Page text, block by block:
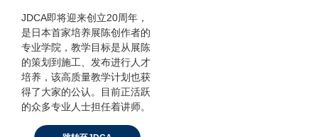
JDCA即将迎来创立20周年，
是日本首家培养展陈创作者的
专业学院，教学目标是从展陈
的策划到施工、发布进行人才
培养，该高质量教学计划也获
得了大家的公认。目前正活跃
的众多专业人士担任着讲师。